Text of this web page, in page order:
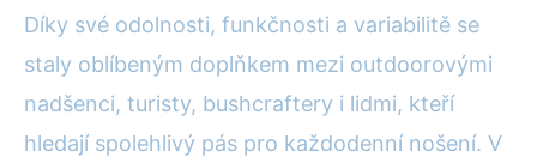
Díky své odolnosti, funkčnosti a variabilitě se
staly oblíbeným doplňkem mezi outdoorovými
nadšenci, turisty, bushcraftery i lidmi, kteří
hledají spolehlivý pás pro každodenní nošení. V